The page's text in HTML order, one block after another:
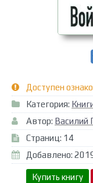
Доступен
Категория:
Автор: Василий
Страниц: 14
Добавлено:
Купить книгу